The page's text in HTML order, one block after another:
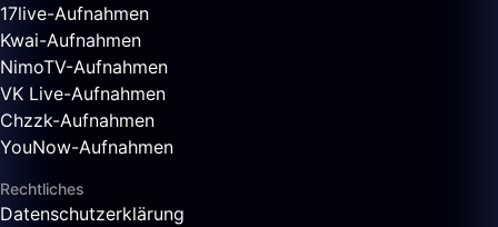
17live-Aufnahmen
Kwai-Aufnahmen
NimoTV-Aufnahmen
VK Live-Aufnahmen
Chzzk-Aufnahmen
YouNow-Aufnahmen
Rechtliches
Datenschutzerklärung